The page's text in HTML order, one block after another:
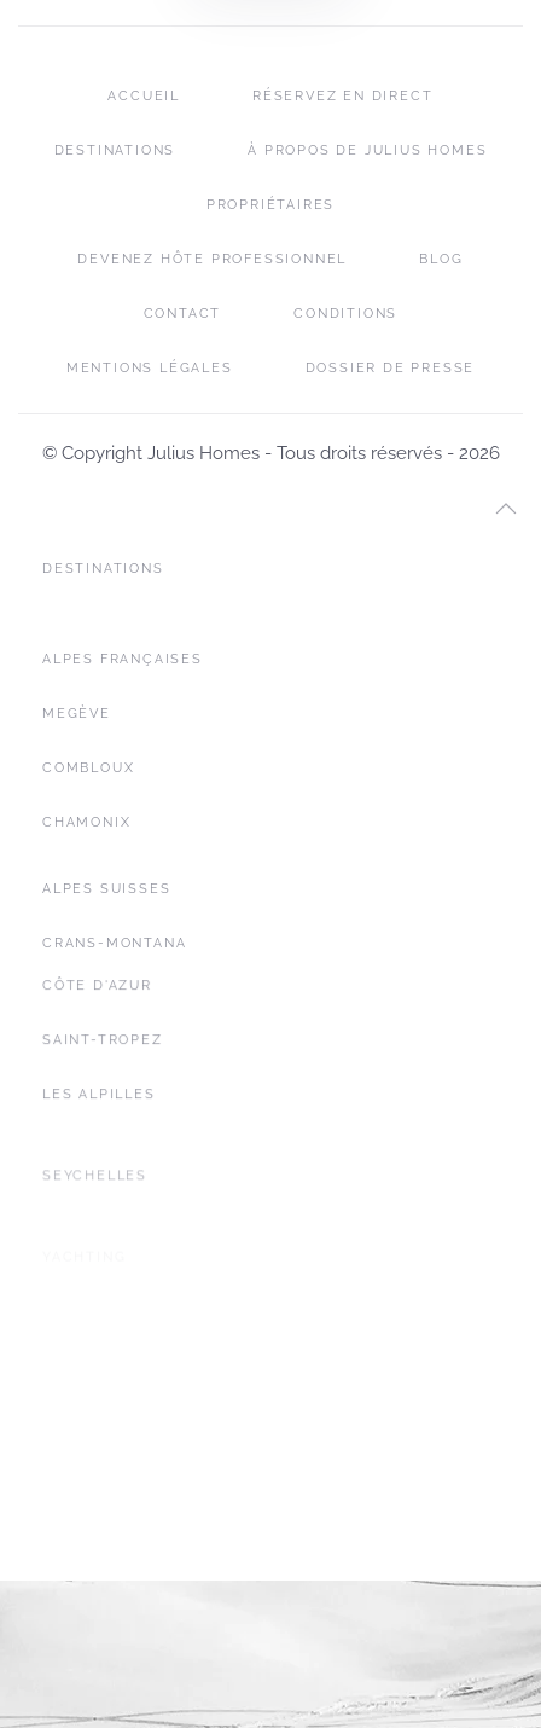
ACCUEIL RÉSERVEZ EN DIRECT
DESTINATIONS À PROPOS DE JULIUS HOMES
PROPRIÉTAIRES
DEVENEZ HÔTE PROFESSIONNEL BLOG
CONTACT CONDITIONS
MENTIONS LÉGALES DOSSIER DE PRESSE
© Copyright Julius Homes - Tous droits réservés - 2026
DESTINATIONS
ALPES FRANÇAISES
MEGÈVE
COMBLOUX
CHAMONIX
ALPES SUISSES
CRANS-MONTANA
CÔTE D'AZUR
SAINT-TROPEZ
LES ALPILLES